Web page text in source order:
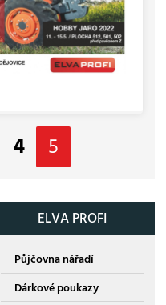
4 5
ELVA PROFI
Půjčovna nářadí
Dárkové poukazy